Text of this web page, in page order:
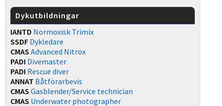
Dykutbildningar
IANTD Normoxisk Trimix
SSDF Dykledare
CMAS Advanced Nitrox
PADI Divemaster
PADI Rescue diver
ANNAT Båtförarbevis
CMAS Gasblender/Service technician
CMAS Underwater photographer